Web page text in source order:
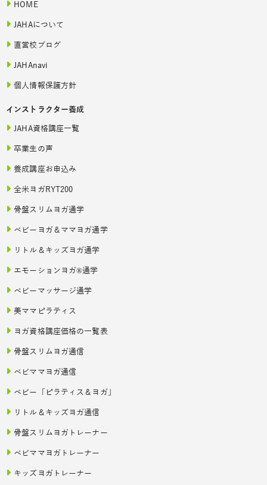
HOME
JAHAについて
直営校ブログ
JAHAnavi
個人情報保護方針
インストラクター養成
JAHA資格講座一覧
卒業生の声
養成講座お申込み
全米ヨガRYT200
骨盤スリムヨガ通学
ベビーヨガ＆ママヨガ通学
リトル＆キッズヨガ通学
エモーションヨガ®通学
ベビーマッサージ通学
美ママピラティス
ヨガ資格講座価格の一覧表
骨盤スリムヨガ通信
ベビママヨガ通信
ベビー「ピラティス＆ヨガ」
リトル＆キッズヨガ通信
骨盤スリムヨガトレーナー
ベビママヨガトレーナー
キッズヨガトレーナー